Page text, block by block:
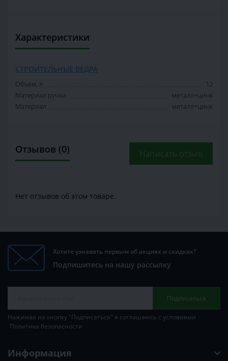
Характеристики
СТРОИТЕЛЬНЫЕ ВЕДРА
Объем, л
12
Материал ручки
металл+цинк
Материал
металл+цинк
Отзывов (0) Написать отзыв
Нет отзывов об этом товаре.
Хотите узнавать первым об акциях и скидках?
Подпишитесь на нашу рассылку
Подписаться
Нажимая на кнопку "Подписаться" я соглашаюсь с условиями
Политика безопасности
Информация